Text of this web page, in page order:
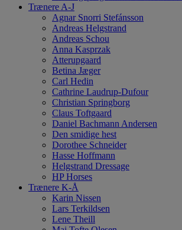
Trænere A-J
Agnar Snorri Stefánsson
Andreas Helgstrand
Andreas Schou
Anna Kasprzak
Atterupgaard
Betina Jæger
Carl Hedin
Cathrine Laudrup-Dufour
Christian Springborg
Claus Toftgaard
Daniel Bachmann Andersen
Den smidige hest
Dorothee Schneider
Hasse Hoffmann
Helgstrand Dressage
HP Horses
Trænere K-Å
Karin Nissen
Lars Terkildsen
Lene Theill